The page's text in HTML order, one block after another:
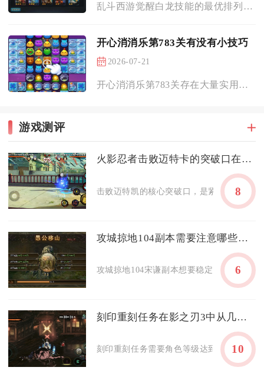
乱斗西游觉醒白龙技能的最优排列顺序为：人形态龙战于野→猛龙出...
开心消消乐第783关有没有小技巧
2026-07-21
开心消消乐第783关存在大量实用通关小技巧，掌握布局拆解、特...
游戏测评
火影忍者击败迈特卡的突破口在哪里
击败迈特凯的核心突破口，是紧盯所有形
8
攻城掠地104副本需要注意哪些技巧
攻城掠地104宋谦副本想要稳定通关，核心
6
刻印重刻任务在影之刃3中从几级开始
刻印重刻任务需要角色等级达到60级才可
10